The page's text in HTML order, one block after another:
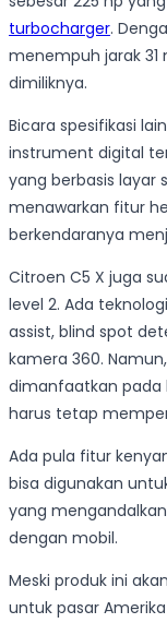
turbocharger.
menempuh jarak
dimiliknya.
Bicara spesifikasi
instrument digital
yang berbasis layar
menawarkan fitur
berkendaranya
Citroen C5 X juga
level 2. Ada
assist, blind spot
kamera 360.
dimanfaatkan pada
harus tetap
Ada pula fitur
bisa digunakan
yang
dengan mobil.
Meski produk ini
untuk pasar